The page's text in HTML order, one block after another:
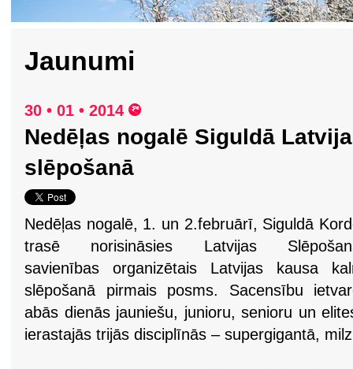
Jaunumi
30 • 01 • 2014
Nedēļas nogalē Siguldā
slēpošanā
Nedēļas nogalē, 1. un 2.februārī, Siguldā
trasē norisināsies Latvijas
savienības organizētais Latvijas kausa
slēpošanā pirmais posms. Sacensību
abās dienās jauniešu, junioru, senioru un
ierastajās trijās disciplīnās – supergigantā,